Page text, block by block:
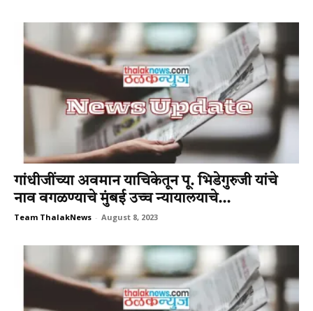
गांधीजींच्‍या अवमान याचिकेतून पू. भिडेगुरुजी यांचे
नाव वगळण्‍याचे मुंबई उच्‍च न्‍यायालयाचे...
Team ThalakNews - August 8, 2023